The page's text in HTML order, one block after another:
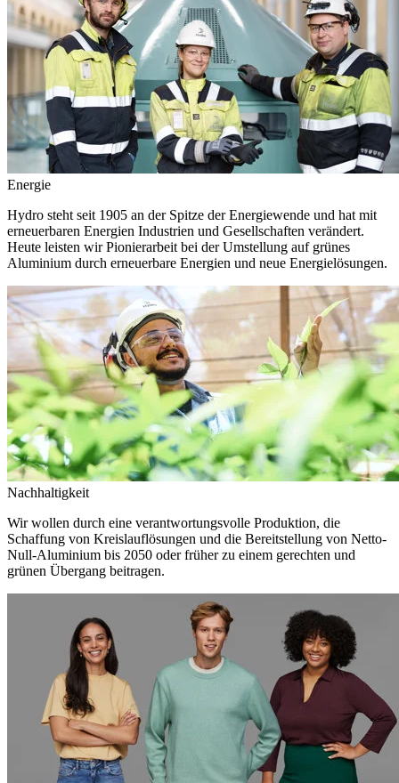
Energie
Hydro steht seit 1905 an der Spitze der Energiewende und hat mit
erneuerbaren Energien Industrien und Gesellschaften verändert.
Heute leisten wir Pionierarbeit bei der Umstellung auf grünes
Aluminium durch erneuerbare Energien und neue Energielösungen.
Nachhaltigkeit
Wir wollen durch eine verantwortungsvolle Produktion, die
Schaffung von Kreislauflösungen und die Bereitstellung von Netto-
Null-Aluminium bis 2050 oder früher zu einem gerechten und
grünen Übergang beitragen.